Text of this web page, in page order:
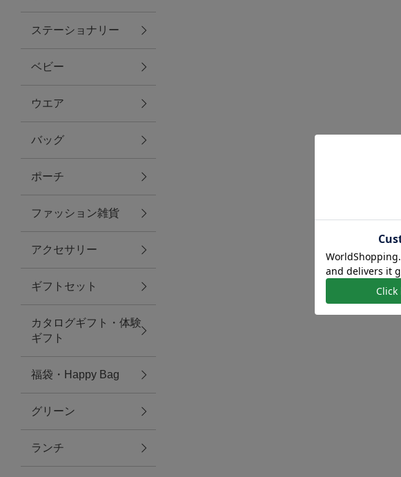
ファブリック
グリーン
バス＆ビューティー
バス＆ビューティー
タオル
ウエア＆バッグ
ウエア
レイングッズ
アクセサリー
ファッション雑貨
ステーショナリー
ベビー
ウエア
バッグ
ポーチ
ファッション雑貨
アクセサリー
ギフトセット
カタログギフト・体験
ギフト
福袋・Happy Bag
グリーン
ランチ